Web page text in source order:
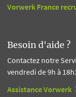
Vorwerk France
Besoin d'aide ?
Contactez notre
vendredi de 9h à
Assistance Vorwerk